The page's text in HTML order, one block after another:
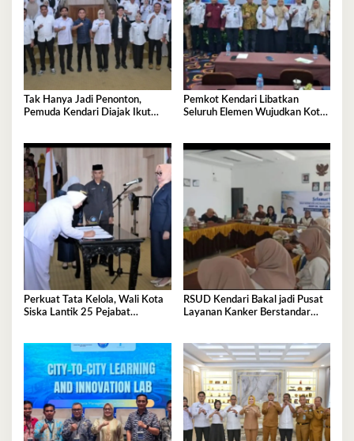
Tak Hanya Jadi Penonton,
Pemuda Kendari Diajak Ikut
Pemkot Kendari Libatkan
Seluruh Elemen Wujudkan Kota
Perkuat Tata Kelola, Wali Kota
Siska Lantik 25 Pejabat
RSUD Kendari Bakal jadi Pusat
Layanan Kanker Berstandar